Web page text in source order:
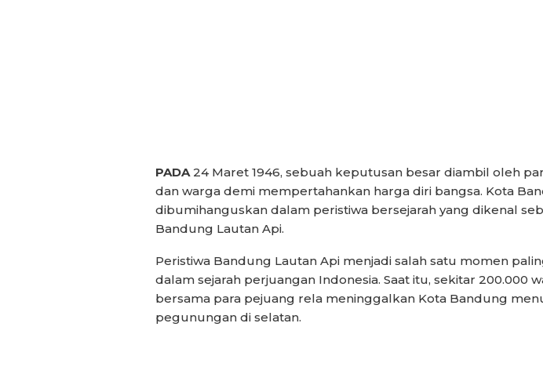
PADA24 Maret 1946, sebuah keputusan besar diambil oleh
dan warga demi mempertahankan harga diri bangsa. Kota
dibumihanguskan dalam peristiwa bersejarah yang dikenal
Bandung Lautan Api.
Peristiwa Bandung Lautan Api menjadi salah satu momen
dalam sejarah perjuangan Indonesia. Saat itu, sekitar 200.000
bersama para pejuang rela meninggalkan Kota Bandung
pegunungan di selatan.